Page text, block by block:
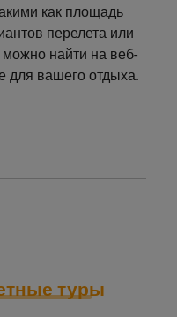
как площадь
перелета или
найти на веб-
для вашего отдыха.
туры